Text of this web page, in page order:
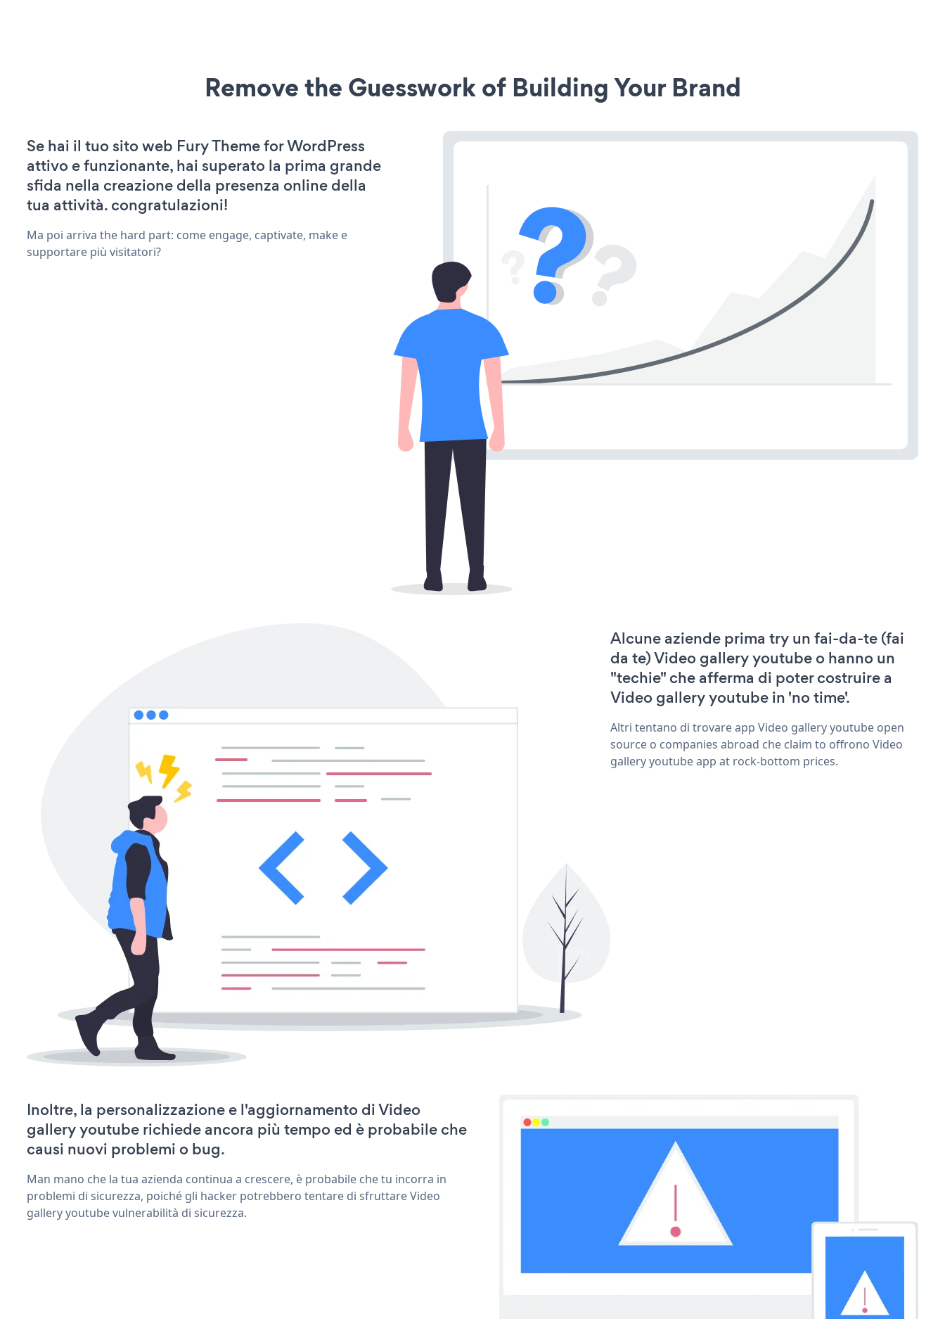
Remove the Guesswork of Building Your Brand
Se hai il tuo sito web Fury Theme for WordPress
attivo e funzionante, hai superato la prima grande
sfida nella creazione della presenza online della
tua attività. congratulazioni!
Ma poi arriva the hard part: come engage, captivate, make e
supportare più visitatori?
Alcune aziende prima try un fai-da-te (fai
da te) Video gallery youtube o hanno un
"techie" che afferma di poter costruire a
Video gallery youtube in 'no time'.
Altri tentano di trovare app Video gallery youtube open
source o companies abroad che claim to offrono Video
gallery youtube app at rock-bottom prices.
Inoltre, la personalizzazione e l'aggiornamento di Video
gallery youtube richiede ancora più tempo ed è probabile che
causi nuovi problemi o bug.
Man mano che la tua azienda continua a crescere, è probabile che tu incorra in
problemi di sicurezza, poiché gli hacker potrebbero tentare di sfruttare Video
gallery youtube vulnerabilità di sicurezza.